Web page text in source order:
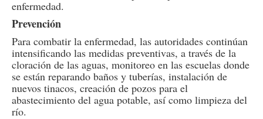
enfermedad.
Prevención
Para combatir la enfermedad, las autoridades continúan
intensificando las medidas preventivas, a través de la
cloración de las aguas, monitoreo en las escuelas donde
se están reparando baños y tuberías, instalación de
nuevos tinacos, creación de pozos para el
abastecimiento del agua potable, así como limpieza del
río.